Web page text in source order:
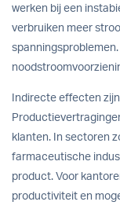
werken bij een
verbruiken meer
Indirecte effecten
klanten. In sectoren
farmaceutische
product. Voor
productiviteit en